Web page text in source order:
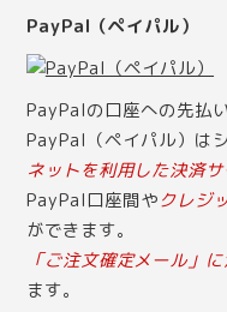
PayPal（ペイパル）
PayPalの口座への先払
PayPal（ペイパル）は
ネットを利用した決済
PayPal口座間やクレジ
ができます。
「ご注文確定メール」
ます。